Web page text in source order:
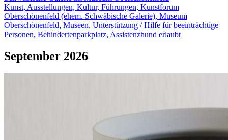
Kunst, Ausstellungen, Kultur, Führungen, Kunstforum
Oberschönenfeld (ehem. Schwäbische Galerie), Museum
Oberschönenfeld, Museen, Unterstützung / Hilfe für beeinträchtige
Personen, Behindertenparkplatz, Assistenzhund erlaubt
September 2026